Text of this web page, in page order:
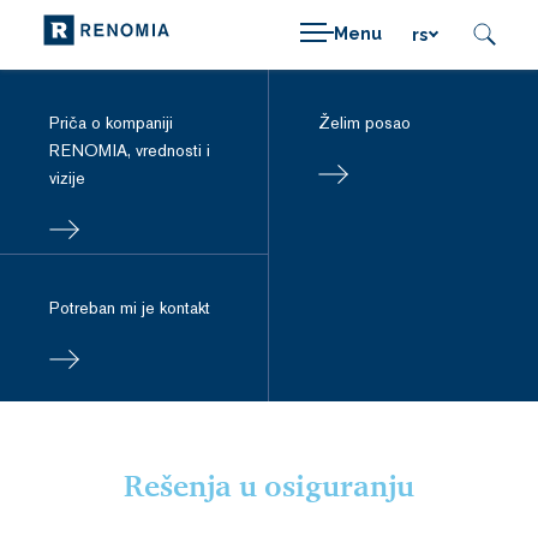
Menu rs
Priča o kompaniji
RENOMIA, vrednosti i
vizije
Želim posao
Potreban mi je kontakt
Rešenja u osiguranju